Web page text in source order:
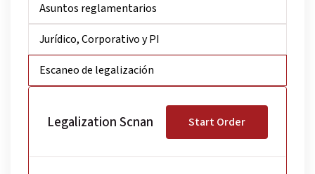
Asuntos reglamentarios
Jurídico, Corporativo y PI
Escaneo de legalización
Legalization Scnan Start Order